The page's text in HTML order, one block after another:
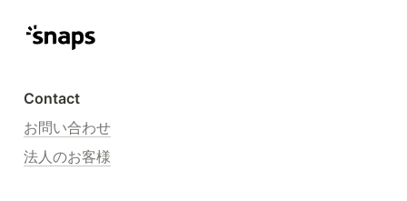
6. みどり
7. ピンク
🩷
る
⟡.·*.····························································⟡.·*.
Contact
お問い合わせ
法人のお客様